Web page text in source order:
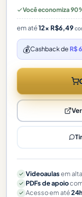
Você economiza
em até12× R$6,49
💰Cashback de R$
Videoaulasem
PDFs de apoio
Acesso em até24h